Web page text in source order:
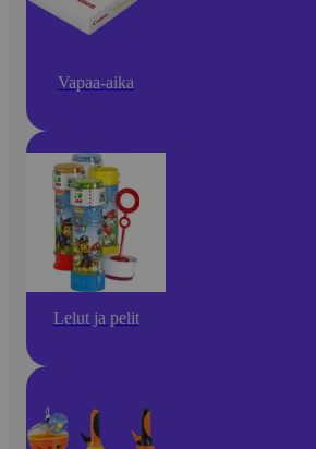
Vapaa-aika
Lelut ja pelit